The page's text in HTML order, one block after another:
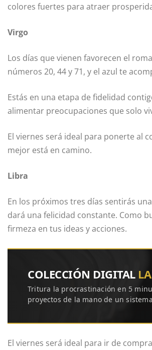
colores fuertes para atraer
Virgo
Los días que vienen favorecen el
números 20, 44 y 71, y el azul te
Estás en una etapa de fidelidad
alimentar preocupaciones que solo
El viernes será ideal para ponerte al
mejor está en camino.
Libra
En los próximos tres días sentirás
dará una felicidad constante. Como
firmeza en tus ideas y acciones.
COLECCIÓN DIGITAL
Tritura la procrastinación en 5
proyectos de la mano de un
El viernes será ideal para ir de